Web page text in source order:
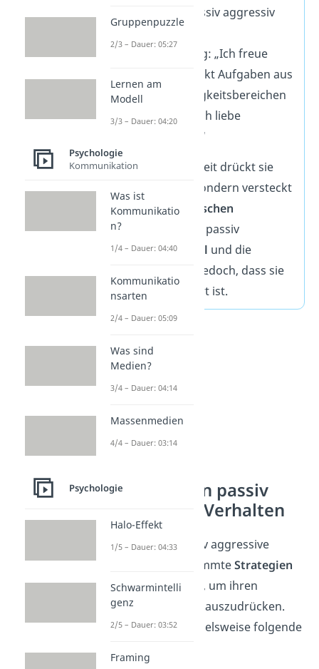
verhält sie sich passiv aggressiv
und sagt in einer
Teamversammlung: „Ich freue
mich, in dem Projekt Aufgaben aus
anderen Zuständigkeitsbereichen
zu übernehmen. Ich liebe
Überraschungen!“
Ihre Unzufriedenheit drückt sie
nicht direkt aus, sondern versteckt
sie hintersarkastischen
Bemerkungen
. Ihr passiv
aggressiverTonfall und die
zeigen jedoch, dass sie
eigentlich frustriert ist.
Merkmale von passiv
aggressivem Verhalten
Häufig greifen passiv aggressive
Menschen auf bestimmteStrategien
und Taktiken zurück, um ihren
Widerstand
indirekt auszudrücken.
Dazu gehören beispielsweise folgende
Gruppenpuzzle
2/3 – Dauer: 05:27
Lernen am
Modell
3/3 – Dauer: 04:20
Psychologie
Kommunikation
Was ist
Kommunikatio
n?
1/4 – Dauer: 04:40
Kommunikatio
nsarten
2/4 – Dauer: 05:09
Was sind
Medien?
3/4 – Dauer: 04:14
Massenmedien
4/4 – Dauer: 03:14
Psychologie
Halo-Effekt
1/5 – Dauer: 04:33
Schwarmintelli
genz
2/5 – Dauer: 03:52
Framing